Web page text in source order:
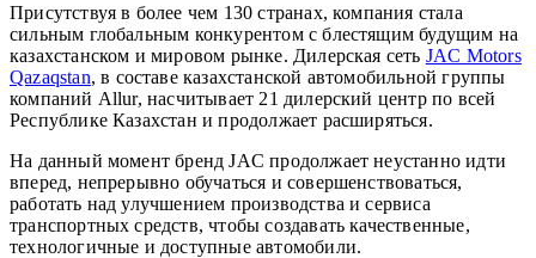
Присутствуя в более чем 130 странах, компания стала
сильным глобальным конкурентом с блестящим будущим на
казахстанском и мировом рынке. Дилерская сеть JAC Motors
Qazaqstan, в составе казахстанской автомобильной группы
компаний Allur, насчитывает 21 дилерский центр по всей
Республике Казахстан и продолжает расширяться.
На данный момент бренд JAC продолжает неустанно идти
вперед, непрерывно обучаться и совершенствоваться,
работать над улучшением производства и сервиса
транспортных средств, чтобы создавать качественные,
технологичные и доступные автомобили.